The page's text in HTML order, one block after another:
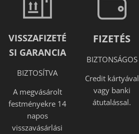
VISSZAFIZETÉ
SI GARANCIA
BIZTOSÍTVA
A megvásárolt
festményekre 14
napos
visszavásárlási
FIZETÉS
BIZTONSÁGOS
Credit kártyával
vagy banki
átutalással.